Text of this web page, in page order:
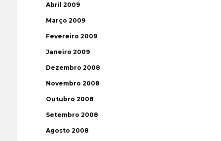
Abril 2009
Março 2009
Fevereiro 2009
Janeiro 2009
Dezembro 2008
Novembro 2008
Outubro 2008
Setembro 2008
Agosto 2008